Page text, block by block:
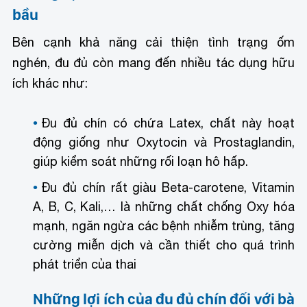
bầu
Bên cạnh khả năng cải thiện tình trạng ốm
nghén, đu đủ còn mang đến nhiều tác dụng hữu
ích khác như:
Đu đủ chín có chứa Latex, chất này hoạt
động giống như Oxytocin và Prostaglandin,
giúp kiểm soát những rối loạn hô hấp.
Đu đủ chín rất giàu Beta-carotene, Vitamin
A, B, C, Kali,… là những chất chống Oxy hóa
mạnh, ngăn ngừa các bệnh nhiễm trùng, tăng
cường miễn dịch và cần thiết cho quá trình
phát triển của thai
Những lợi ích của đu đủ chín đối với bà